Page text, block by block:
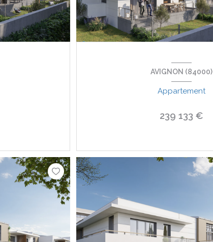
AVIGNON (84000)
Appartement
239 133 €